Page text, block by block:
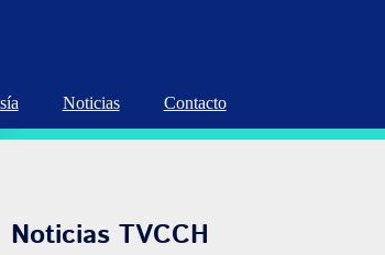
Noticias Contacto
Noticias TVCCH